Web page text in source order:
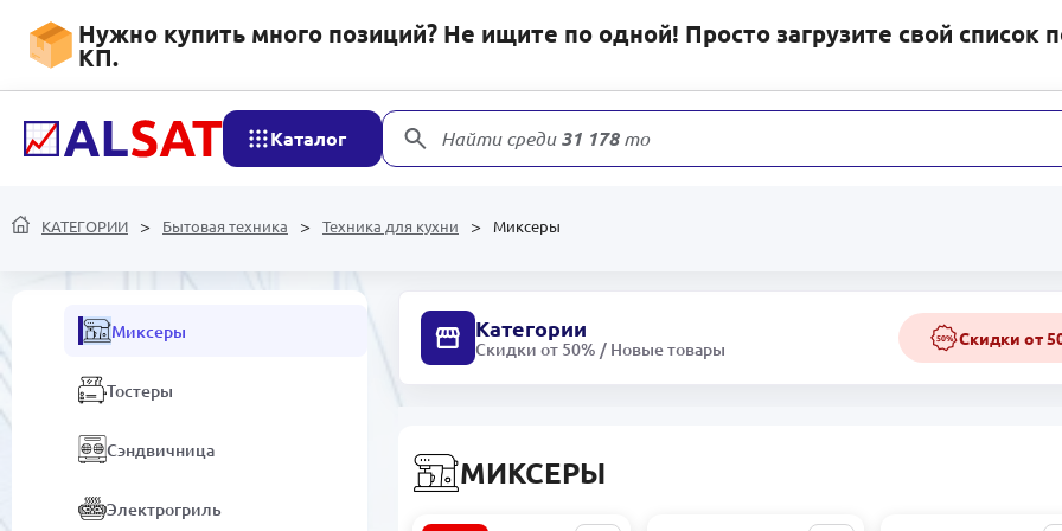
Нужно купить много позиций? Не ищите по одной! Просто загрузите свой список
КП.
Каталог Найти среди31 178товаров
КАТЕГОРИИ Бытовая техника Техника для кухни Миксеры
Соковыжималки
Блендеры
Духовые шкафы
Аэрогрили
Миксеры
Тостеры
Сэндвичница
Электрогриль
Категории
Скидки от 50% / Новые товары
50% Скидки от
МИКСЕРЫ